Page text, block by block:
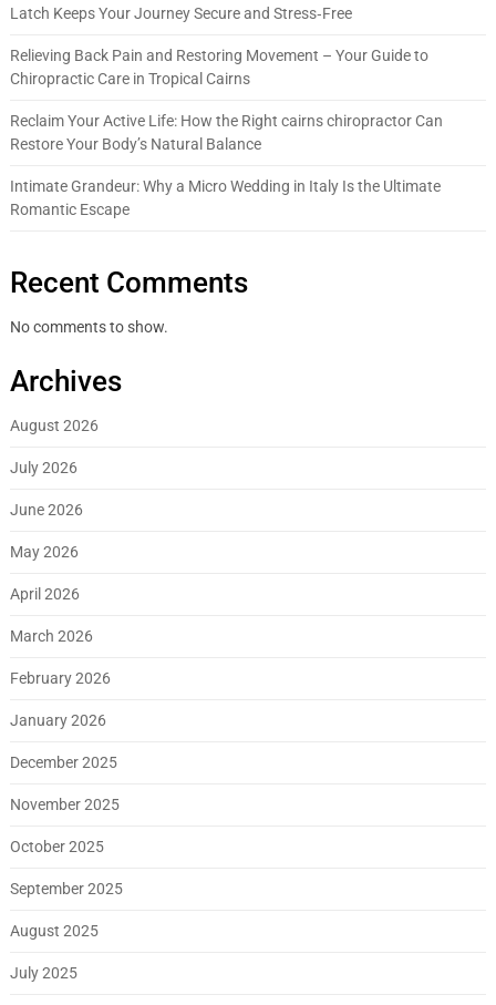
Latch Keeps Your Journey Secure and Stress‑Free
Relieving Back Pain and Restoring Movement – Your Guide to
Chiropractic Care in Tropical Cairns
Reclaim Your Active Life: How the Right cairns chiropractor Can
Restore Your Body’s Natural Balance
Intimate Grandeur: Why a Micro Wedding in Italy Is the Ultimate
Romantic Escape
Recent Comments
No comments to show.
Archives
August 2026
July 2026
June 2026
May 2026
April 2026
March 2026
February 2026
January 2026
December 2025
November 2025
October 2025
September 2025
August 2025
July 2025